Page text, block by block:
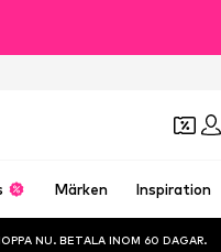
Märken Inspiration
NU. BETALA INOM 60 DAGAR.